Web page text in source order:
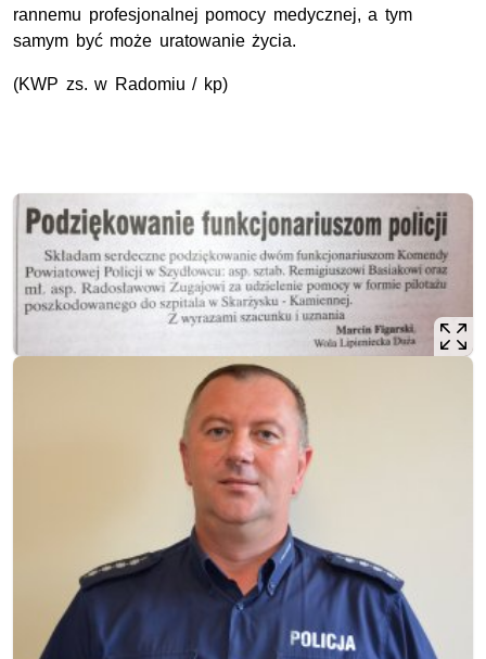
rannemu profesjonalnej pomocy medycznej, a tym
samym być może uratowanie życia.
(KWP zs. w Radomiu / kp)